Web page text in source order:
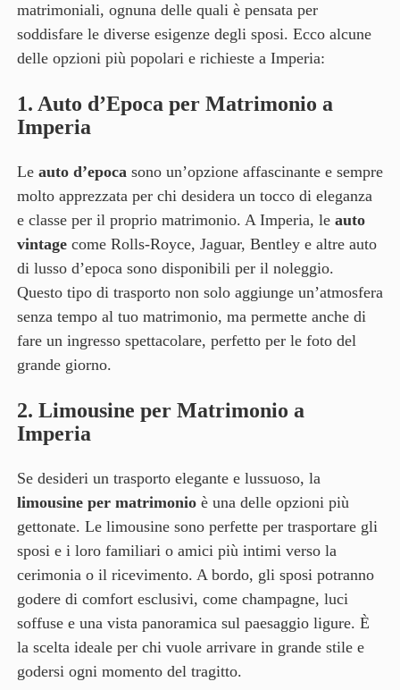
matrimoniali, ognuna delle quali è pensata per
soddisfare le diverse esigenze degli sposi. Ecco alcune
delle opzioni più popolari e richieste a Imperia:
1. Auto d’Epoca per Matrimonio a
Imperia
Le auto d’epocasono un’opzione affascinante e sempre
molto apprezzata per chi desidera un tocco di eleganza
e classe per il proprio matrimonio. A Imperia, le auto
vintagecome Rolls-Royce, Jaguar, Bentley e altre auto
di lusso d’epoca sono disponibili per il noleggio.
Questo tipo di trasporto non solo aggiunge un’atmosfera
senza tempo al tuo matrimonio, ma permette anche di
fare un ingresso spettacolare, perfetto per le foto del
grande giorno.
2. Limousine per Matrimonio a
Imperia
Se desideri un trasporto elegante e lussuoso, la
limousine per matrimonioè una delle opzioni più
gettonate. Le limousine sono perfette per trasportare gli
sposi e i loro familiari o amici più intimi verso la
cerimonia o il ricevimento. A bordo, gli sposi potranno
godere di comfort esclusivi, come champagne, luci
soffuse e una vista panoramica sul paesaggio ligure. È
la scelta ideale per chi vuole arrivare in grande stile e
godersi ogni momento del tragitto.